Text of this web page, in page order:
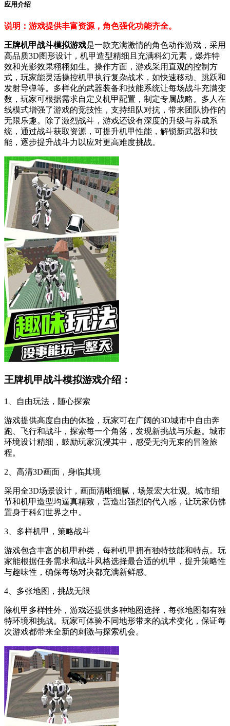
应用介绍
说明：游戏提供丰富资源，角色强化功能齐全。
王牌机甲战斗模拟游戏是一款充满激情的角色动作游戏，采用
高品质3D图形设计，机甲造型精细且充满科幻元素，爆炸特
效和光影效果栩栩如生。操作方面，游戏采用直观的控制方
式，玩家能灵活操控机甲执行复杂战术，如快速移动、跳跃和
发射导弹等。多样化的武器装备和技能系统让每场战斗充满变
数，玩家可根据需求自定义机甲配置，制定专属战略。多人在
线模式增强了游戏的竞技性，支持组队对抗，带来团队协作的
无限乐趣。除了激烈战斗，游戏还设有深度的升级与养成系
统，通过战斗获取资源，可提升机甲性能，解锁新武器和技
能，逐步提升战斗力以应对更高难度挑战。
王牌机甲战斗模拟游戏介绍：
1、自由玩法，随心探索
游戏提供高度自由的体验，玩家可在广阔的3D城市中自由奔
跑、飞行和战斗，探索每一个角落，发现新挑战与乐趣。城市
环境设计精细，鼓励玩家沉浸其中，感受无拘无束的冒险旅
程。
2、高清3D画面，身临其境
采用全3D场景设计，画面清晰细腻，场景宏大壮观。城市细
节和机甲造型均逼真精致，营造出强烈的代入感，让玩家仿佛
置身于科幻世界之中。
3、多样机甲，策略战斗
游戏包含丰富的机甲种类，每种机甲拥有独特技能和特点。玩
家能根据任务需求和战斗风格选择最合适的机甲，提升策略性
与趣味性，确保每场对决都充满新鲜感。
4、多张地图，挑战无限
除机甲多样性外，游戏还提供多种地图选择，每张地图都有独
特环境和挑战。玩家可体验不同地形带来的战术变化，保证每
次游戏都带来全新的刺激与探索机会。